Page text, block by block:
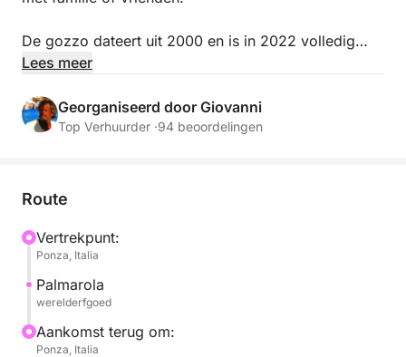
De gozzo dateert uit 2000 en is in 2022 volledig
gerenoveerd.
De gozzo beschikt over een comfortabel zonnedek
op de boeg met kussens, en binnen vindt u ook een
Onze gozzo is uitgerust met een zonnescherm,
en een douche.
Met deze boot kunt u genieten van een heerlijke reis
en heeft u een schipper tot uw beschikking.
Brandstof is inbegrepen in de prijs.
Lees meer
Georganiseerd door Giovanni
Top Verhuurder ·94 beoordelingen
Route
Vertrekpunt:
Ponza, Italia
Palmarola
werelderfgoed
Aankomst terug om:
Ponza, Italia